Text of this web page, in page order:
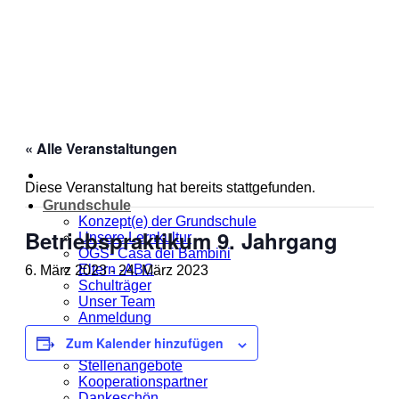
Grundschule
Konzept(e) der Grundschule
Unsere Lernkultur
OGS- Casa dei Bambini
Eltern -ABC
Schulträger
Unser Team
Anmeldung
Unsere MOmeNTE
Stellenangebote
Kooperationspartner
« Alle Veranstaltungen
Diese Veranstaltung hat bereits stattgefunden.
Betriebspraktikum 9. Jahrgang
6. März 2023- 24. März 2023
Zum Kalender hinzufügen